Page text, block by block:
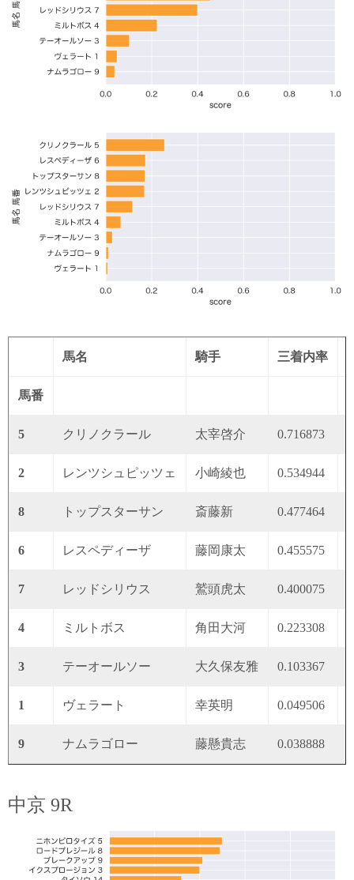
馬名 騎手 三着内率
馬番
5 クリノクラール 太宰啓介 0.716873
2 レンツシュピッツェ 小崎綾也 0.534944
8 トップスターサン 斎藤新 0.477464
6 レスペディーザ 藤岡康太 0.455575
7 レッドシリウス 鷲頭虎太 0.400075
4 ミルトボス 角田大河 0.223308
3 テーオールソー 大久保友雅 0.103367
1 ヴェラート 幸英明 0.049506
9 ナムラゴロー 藤懸貴志 0.038888
中京 9R